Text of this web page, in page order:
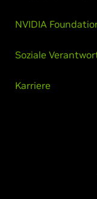
NVIDIA
Soziale
Karriere